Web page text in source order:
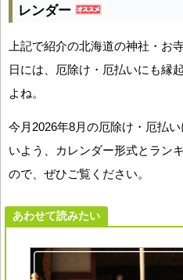
レンダー
上記で紹介の北海道の神社・お
日には、厄除け・厄払いにも縁
よね。
今月2026年8月の厄除け・厄払
いよう、カレンダー形式とラン
ので、ぜひご覧ください。
あわせて読みたい